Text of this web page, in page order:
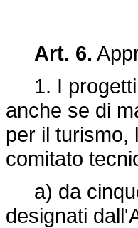
Art. 6.
1. I progetti
anche se di
per il turismo,
comitato
a) da
designati